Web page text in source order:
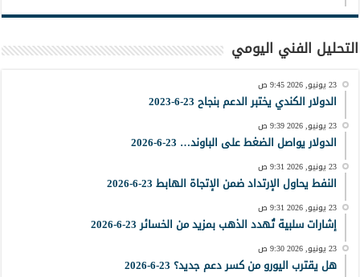
التحليل الفني اليومي
23 يونيو, 2026 9:45 ص
الدولار الكندي يختبر الدعم بنجاح 23-6-2023
23 يونيو, 2026 9:39 ص
الدولار يواصل الضغط على الباوند… 23-6-2026
23 يونيو, 2026 9:31 ص
النفط يحاول الإرتداد ضمن الإتجاة الهابط 23-6-2026
23 يونيو, 2026 9:31 ص
إشارات سلبية تُهدد الذهب بمزيد من الخسائر 23-6-2026
23 يونيو, 2026 9:30 ص
هل يقترب اليورو من كسر دعم جديد؟ 23-6-2026